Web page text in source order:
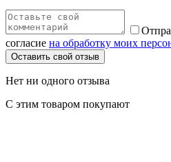
согласие на обработку моих
Оставить свой отзыв
Нет ни одного отзыва
С этим товаром покупают